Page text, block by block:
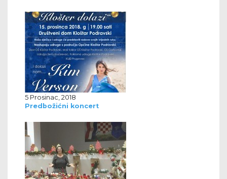
5 Prosinac, 2018
Predbožićni koncert